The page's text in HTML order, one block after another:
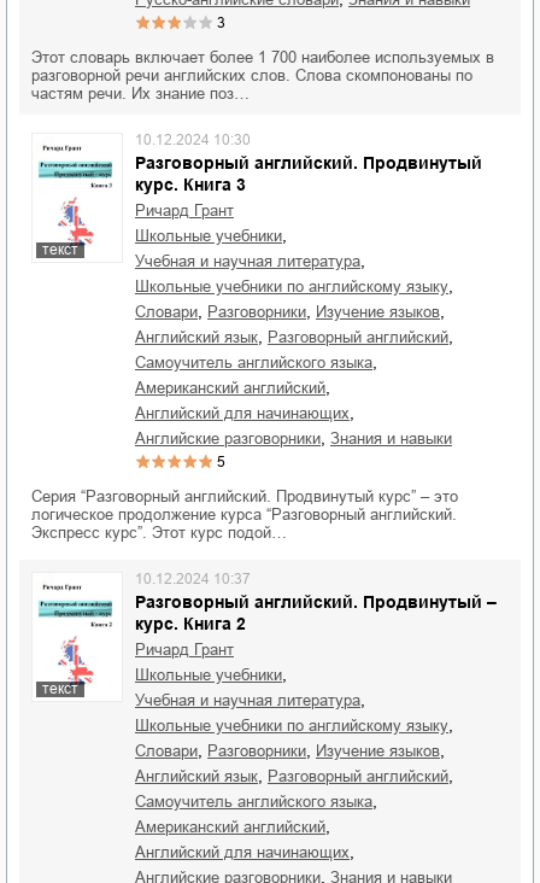
3
Этот словарь включает более 1 700 наиболее используемых в
разговорной речи английских слов. Слова скомпонованы по
частям речи. Их знание поз…
текст
Разговорный английский. Продвинутый
курс. Книга 3
10.12.2024 10:30
Ричард Грант
школьные учебники
учебная и научная литература
школьные учебники по английскому языку
словари разговорники изучение языков
английский язык разговорный английский
самоучитель английского языка
американский английский
английский для начинающих
английские разговорники знания и навыки
5
Серия “Разговорный английский. Продвинутый курс” – это
логическое продолжение курса “Разговорный английский.
Экспресс курс”. Этот курс подой…
текст
Разговорный английский. Продвинутый –
курс. Книга 2
10.12.2024 10:37
Ричард Грант
школьные учебники
учебная и научная литература
школьные учебники по английскому языку
словари разговорники изучение языков
английский язык разговорный английский
самоучитель английского языка
американский английский
английский для начинающих
английские разговорники знания и навыки